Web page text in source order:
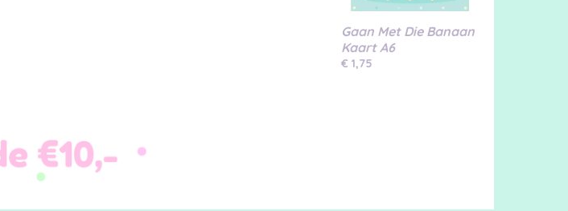
Gaan Met Die Banaan
Kaart A6
€ 1,75